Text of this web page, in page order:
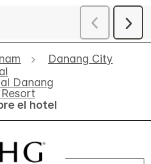
Danang City
Danang
el hotel